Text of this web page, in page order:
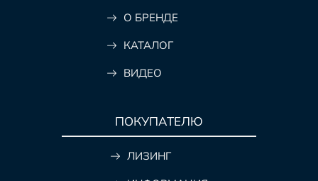
О БРЕНДЕ
КАТАЛОГ
ВИДЕО
ПОКУПАТЕЛЮ
ЛИЗИНГ